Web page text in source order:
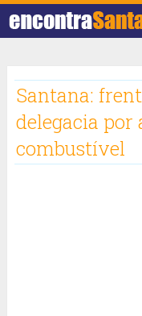
Santana:
delegacia por
combustível